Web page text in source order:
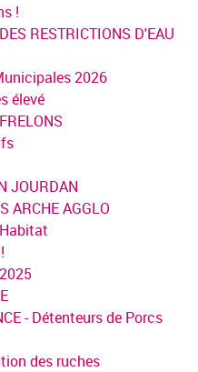
!
RESTRICTIONS D'EAU
2026
élevé
JOURDAN
ARCHE AGGLO
- Détenteurs de Porcs
des ruches